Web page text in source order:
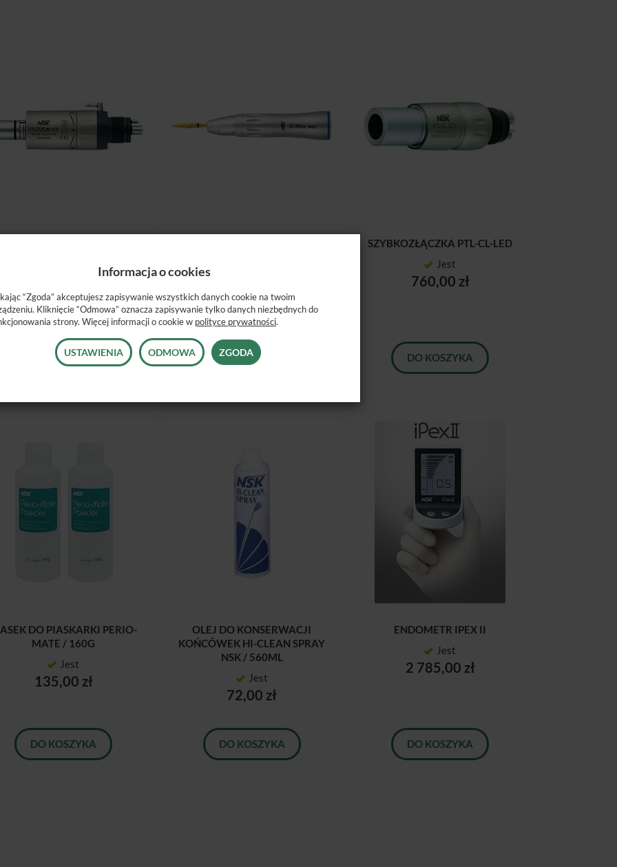
850,00 zł
DO KOSZYKA DO KOSZYKA
SZYBKOZŁĄCZKA PTL-CL-LED
Jest
760,00 zł
DO KOSZYKA
DO PIASKARKI PERIO-
MATE / 160G
Jest
135,00 zł
DO KOSZYKA
OLEJ DO KONSERWACJI
KOŃCÓWEK HI-CLEAN SPRAY
NSK / 560ML
Jest
72,00 zł
DO KOSZYKA
ENDOMETR IPEX II
Jest
2 785,00 zł
DO KOSZYKA
Informacja o cookies
“Zgoda” akceptujesz zapisywanie wszystkich danych cookie na twoim
Kliknięcie “Odmowa” oznacza zapisywanie tylko danych niezbędnych do
strony. Więcej informacji o cookie w polityce prywatności.
USTAWIENIA ODMOWA ZGODA